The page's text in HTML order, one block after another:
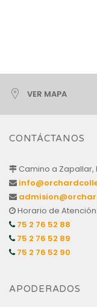
VER MAPA
CONTÁCTANOS
Camino a Zapallar,
Horario de
75 2 76 52 88
75 2 76 52 89
75 2 76 52 90
APODERADOS